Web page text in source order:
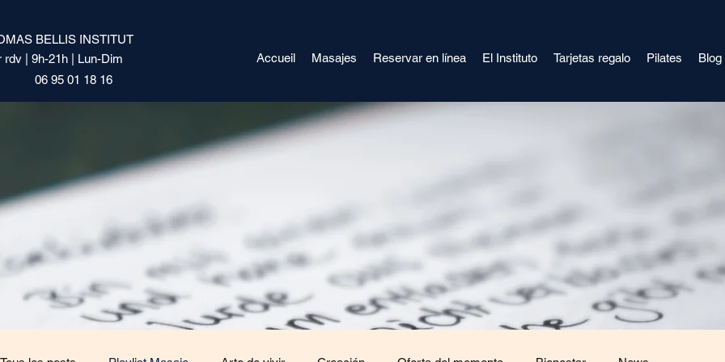
BELLIS INSTITUT
rdv | 9h-21h | Lun-Dim
06 95 01 18 16
Accueil Masajes Reservar en línea El Instituto Tarjetas regalo Pilates Blog